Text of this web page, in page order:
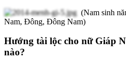
(Nam sinh
Nam, Đông, Đông Nam)
Hướng tài lộc cho nữ Giáp
nào?